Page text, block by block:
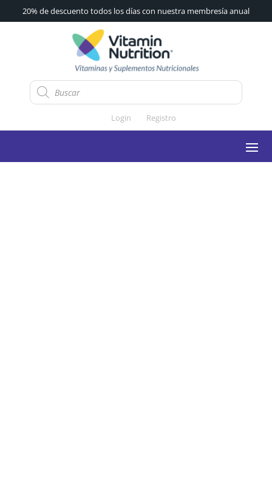
20% de descuento todos los días con nuestra membresía anual
Búsqueda
de
productos
Login
Registro